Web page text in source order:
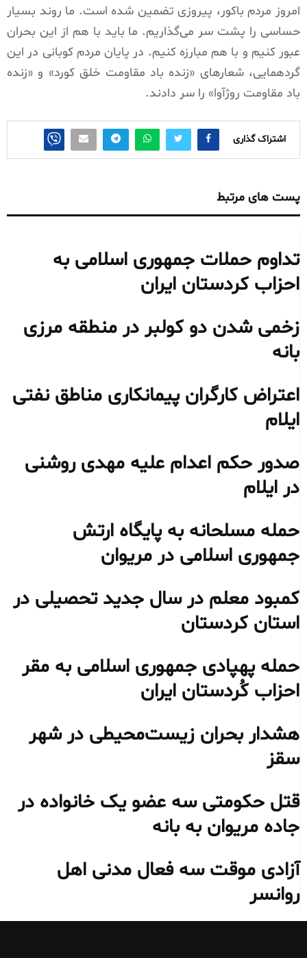
امروز مردم باکور، پیروزی تضمین شده است. ما روند بسیار
حساسی را پشت سر می‌گذاریم. ما باید با هم از این بحران
عبور کنیم و با هم مبارزه کنیم. در پایان مردم کوبانی در این
گردهمایی، شعارهای «زنده باد مقاومت خلق کورد» و «زنده
باد مقاومت روژآوا» را سر دادند.
اشتراک گذاری
پست های مرتبط
تداوم حملات جمهوری اسلامی به
احزاب کردستان ایران
زخمی شدن دو کولبر در منطقه مرزی
بانه
اعتراض کارگران پیمانکاری مناطق نفتی
ایلام
صدور حکم اعدام علیه مهدی روشنی
در ایلام
حمله مسلحانه به پایگاه ارتش
جمهوری اسلامی در مریوان
کمبود معلم در سال جدید تحصیلی در
استان کردستان
حمله پهپادی جمهوری اسلامی به مقر
احزاب کُردستان ایران
هشدار بحران زیست‌محیطی در شهر
سقز
قتل حکومتی سه عضو یک خانواده در
جاده مریوان به بانه
آزادی موقت سه فعال مدنی اهل
روانسر